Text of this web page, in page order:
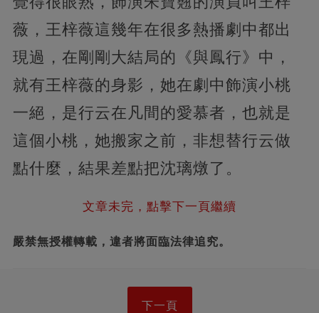
薇，王梓薇這幾年在很多熱播劇中都出
現過，在剛剛大結局的《與鳳行》中，
就有王梓薇的身影，她在劇中飾演小桃
一絕，是行云在凡間的愛慕者，也就是
這個小桃，她搬家之前，非想替行云做
點什麼，結果差點把沈璃燉了。
文章未完，點擊下一頁繼續
嚴禁無授權轉載，違者將面臨法律追究。
下一頁